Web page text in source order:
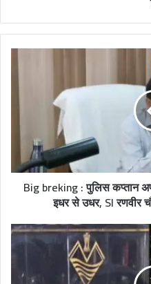
Big breking : पुलिस कप्तान
इधर से उधर, SI रणवीर